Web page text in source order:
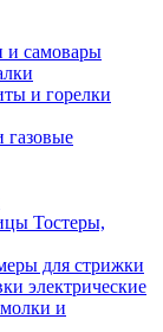
и самовары
и горелки
газовые
Тостеры,
для стрижки
электрические
и